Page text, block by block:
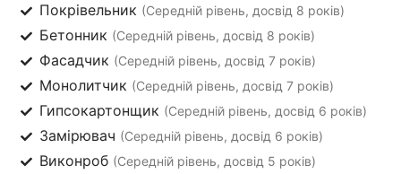
Покрівельник (Середній рівень, досвід 8 років)
Бетонник (Середній рівень, досвід 8 років)
Фасадчик (Середній рівень, досвід 7 років)
Монолитчик (Середній рівень, досвід 7 років)
Гипсокартонщик (Середній рівень, досвід 6 років)
Замірювач (Середній рівень, досвід 6 років)
Виконроб (Середній рівень, досвід 5 років)